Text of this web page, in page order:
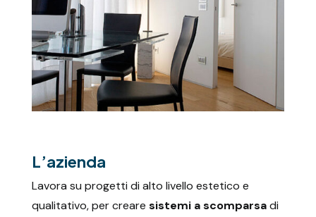
L’azienda
Lavora su progetti di alto livello estetico e
qualitativo, per creare sistemi a scomparsa di